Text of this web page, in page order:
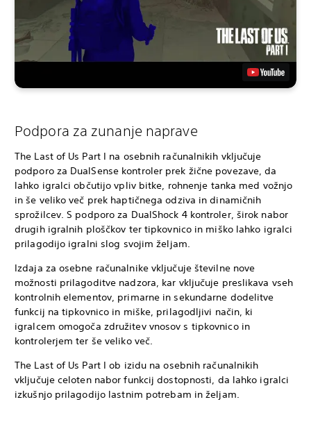
Podpora za zunanje naprave
The Last of Us Part I na osebnih računalnikih vključuje
podporo za DualSense kontroler prek žične povezave, da
lahko igralci občutijo vpliv bitke, rohnenje tanka med vožnjo
in še veliko več prek haptičnega odziva in dinamičnih
sprožilcev. S podporo za DualShock 4 kontroler, širok nabor
drugih igralnih ploščkov ter tipkovnico in miško lahko igralci
prilagodijo igralni slog svojim željam.
Izdaja za osebne računalnike vključuje številne nove
možnosti prilagoditve nadzora, kar vključuje preslikava vseh
kontrolnih elementov, primarne in sekundarne dodelitve
funkcij na tipkovnico in miške, prilagodljivi način, ki
igralcem omogoča združitev vnosov s tipkovnico in
kontrolerjem ter še veliko več.
The Last of Us Part I ob izidu na osebnih računalnikih
vključuje celoten nabor funkcij dostopnosti, da lahko igralci
izkušnjo prilagodijo lastnim potrebam in željam.